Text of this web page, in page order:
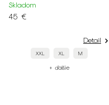
Skladom
45 €
Detail
XXL XL M
+ ďalšie